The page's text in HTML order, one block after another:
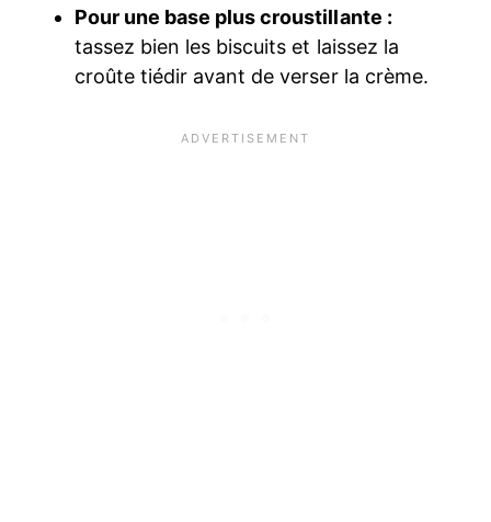
Pour une base plus croustillante :
tassez bien les biscuits et laissez la
croûte tiédir avant de verser la crème.